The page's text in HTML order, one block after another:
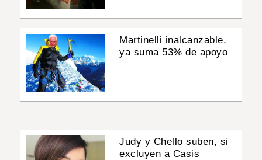
Martinelli inalcanzable,
ya suma 53% de apoyo
Judy y Chello suben, si
excluyen a Casis